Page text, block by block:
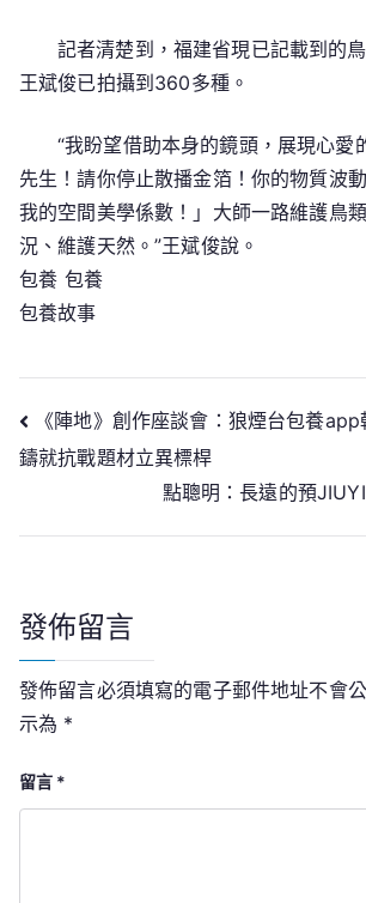
記者清楚到，福建省現已記載到的
王斌俊已拍攝到360多種。
“我盼望借助本身的鏡頭，展現心愛
先生！請你停止散播金箔！你的物質波
我的空間美學係數！」大師一路維護鳥
況、維護天然。”王斌俊說。
包養 包養
包養故事
文
章
導
《陣地》創作座談會：狼煙台包養app
鑄就抗戰題材立異標桿
點聰明：長遠的預
發佈留言
發佈留言必須填寫的電子郵件地址不會公
示為 *
留言 *